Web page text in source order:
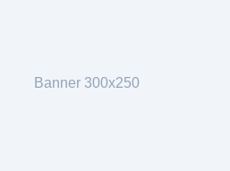
Banner 300x250